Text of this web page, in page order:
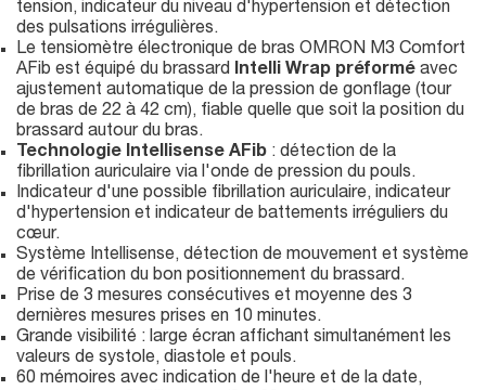
tension, indicateur du niveau d'hypertension et détection
des pulsations irrégulières.
Le tensiomètre électronique de bras OMRON M3 Comfort
AFib est équipé du brassard Intelli Wrap préformé avec
ajustement automatique de la pression de gonflage (tour
de bras de 22 à 42 cm), fiable quelle que soit la position du
brassard autour du bras.
Technologie Intellisense AFib : détection de la
fibrillation auriculaire via l'onde de pression du pouls.
Indicateur d'une possible fibrillation auriculaire, indicateur
d'hypertension et indicateur de battements irréguliers du
cœur.
Système Intellisense, détection de mouvement et système
de vérification du bon positionnement du brassard.
Prise de 3 mesures consécutives et moyenne des 3
dernières mesures prises en 10 minutes.
Grande visibilité : large écran affichant simultanément les
valeurs de systole, diastole et pouls.
60 mémoires avec indication de l'heure et de la date,